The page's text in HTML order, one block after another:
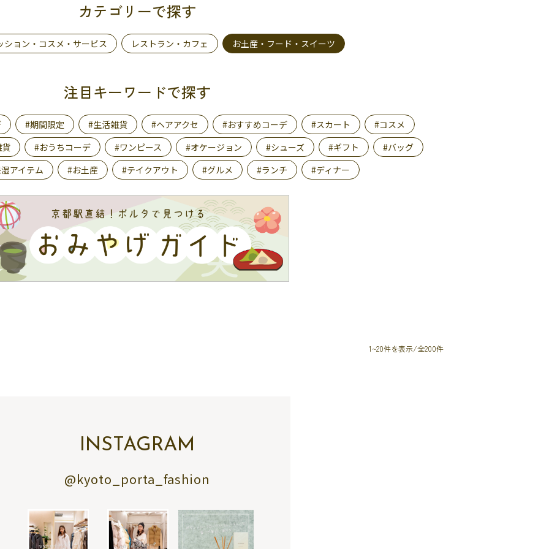
カテゴリーで探す
ション・コスメ・サービス レストラン・カフェ お土産・フード・スイーツ
注目キーワードで探す
#期間限定 #生活雑貨 #ヘアアクセ #おすすめコーデ #スカート
#コスメ
#おうちコーデ #ワンピース #オケージョン #シューズ #ギフト
#バッグ
アイテム #お土産 #テイクアウト #グルメ #ランチ #ディナー
1~20件を表示/全200件
INSTAGRAM
@kyoto_porta_fashion